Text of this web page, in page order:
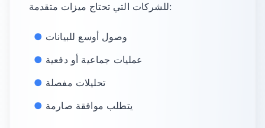
للشركات التي تحتاج ميزات متقدمة:
وصول أوسع للبيانات
عمليات جماعية أو دفعية
تحليلات مفصلة
يتطلب موافقة صارمة